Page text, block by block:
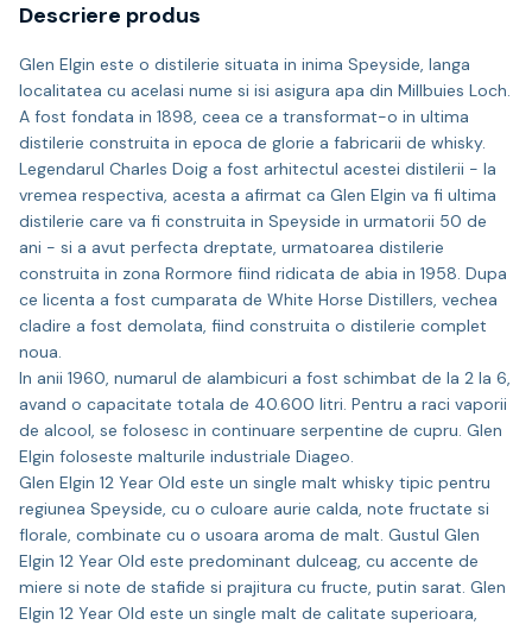
Descriere produs
Glen Elgin este o distilerie situata in inima Speyside, langa
localitatea cu acelasi nume si isi asigura apa din Millbuies Loch.
A fost fondata in 1898, ceea ce a transformat-o in ultima
distilerie construita in epoca de glorie a fabricarii de whisky.
Legendarul Charles Doig a fost arhitectul acestei distilerii - la
vremea respectiva, acesta a afirmat ca Glen Elgin va fi ultima
distilerie care va fi construita in Speyside in urmatorii 50 de
ani - si a avut perfecta dreptate, urmatoarea distilerie
construita in zona Rormore fiind ridicata de abia in 1958. Dupa
ce licenta a fost cumparata de White Horse Distillers, vechea
cladire a fost demolata, fiind construita o distilerie complet
noua.
In anii 1960, numarul de alambicuri a fost schimbat de la 2 la 6,
avand o capacitate totala de 40.600 litri. Pentru a raci vaporii
de alcool, se folosesc in continuare serpentine de cupru. Glen
Elgin foloseste malturile industriale Diageo.
Glen Elgin 12 Year Old este un single malt whisky tipic pentru
regiunea Speyside, cu o culoare aurie calda, note fructate si
florale, combinate cu o usoara aroma de malt. Gustul Glen
Elgin 12 Year Old este predominant dulceag, cu accente de
miere si note de stafide si prajitura cu fructe, putin sarat. Glen
Elgin 12 Year Old este un single malt de calitate superioara,